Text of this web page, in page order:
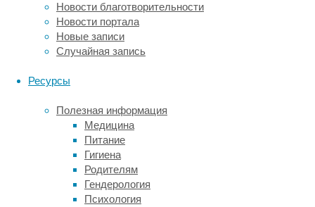
Новости благотворительности
Новости портала
Новые записи
Случайная запись
Ресурсы
Полезная информация
Медицина
Питание
Гигиена
Родителям
Гендерология
Психология
Научную
статью,
в
которой
гипотеза
опубликовал
журнал
Languages.
исследовании
участвовали